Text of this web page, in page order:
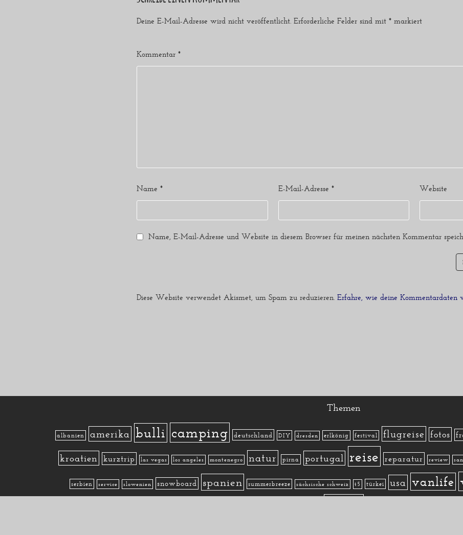
Deine E-Mail-Adresse wird nicht veröffentlicht. Erforderliche Felder sind mit * markiert
Kommentar *
Name * E-Mail-Adresse * Website
Name, E-Mail-Adresse und Website in diesem Browser für meinen nächsten Kommentar
Diese Website verwendet Akismet, um Spam zu reduzieren. Erfahre, wie deine Kommentardaten
Themen
albanien amerika bulli camping deutschland DIY dresden erlkönig festival flugreise fotos
kroatien kurztrip las vegas los angeles montenegro natur pirna portugal reise reparatur review
serbien service slowenien snowboard spanien summerbreeze sächsische schweiz t5 türkei usa vanlife